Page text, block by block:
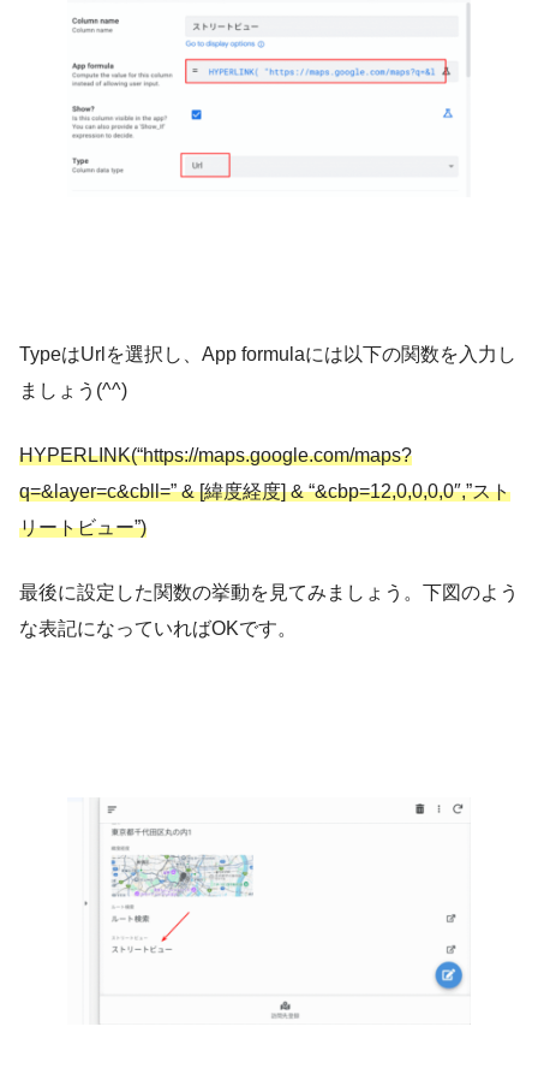
TypeはUrlを選択し、App formulaには以下の関数を入力し
ましょう(^^)
HYPERLINK(“https://maps.google.com/maps?
q=&layer=c&cbll=” & [緯度経度] & “&cbp=12,0,0,0,0″,”スト
リートビュー”)
最後に設定した関数の挙動を見てみましょう。下図のよう
な表記になっていればOKです。